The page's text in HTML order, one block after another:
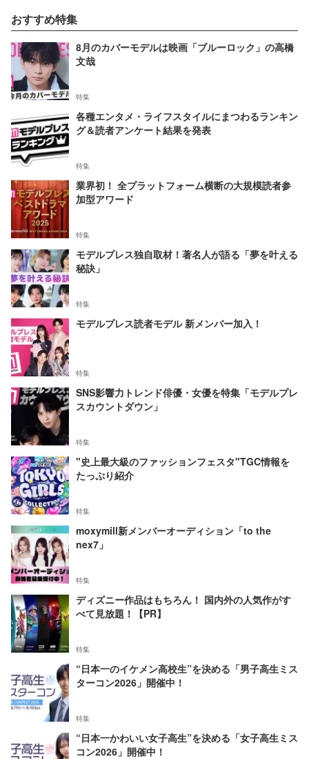
おすすめ特集
8月のカバーモデルは映画「ブルーロック」の高橋
文哉
特集
各種エンタメ・ライフスタイルにまつわるランキン
グ＆読者アンケート結果を発表
特集
業界初！ 全プラットフォーム横断の大規模読者参
加型アワード
特集
モデルプレス独自取材！著名人が語る「夢を叶える
秘訣」
特集
モデルプレス読者モデル 新メンバー加入！
特集
SNS影響力トレンド俳優・女優を特集「モデルプレ
スカウントダウン」
特集
"史上最大級のファッションフェスタ"TGC情報を
たっぷり紹介
特集
moxymill新メンバーオーディション「to the
nex7」
特集
ディズニー作品はもちろん！ 国内外の人気作がす
べて見放題！【PR】
特集
“日本一のイケメン高校生”を決める「男子高生ミス
ターコン2026」開催中！
特集
“日本一かわいい女子高生”を決める「女子高生ミス
コン2026」開催中！